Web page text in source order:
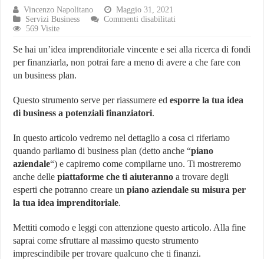
Vincenzo Napolitano
Maggio 31, 2021
Servizi Business
Commenti disabilitati
A
serve?
Esempi
569 Visite
Se hai un’idea imprenditoriale vincente e sei alla ricerca di fondi
per finanziarla, non potrai fare a meno di avere a che fare con
un business plan.
Questo strumento serve per riassumere edesporre la tua idea
di business a potenziali finanziatori.
In questo articolo vedremo nel dettaglio a cosa ci riferiamo
quando parliamo di business plan (detto anche “piano
aziendale“) e capiremo come compilarne uno. Ti mostreremo
anche dellepiattaforme che ti aiuteranno a trovare degli
esperti che potranno creare unpiano aziendale su misura per
la tua idea imprenditoriale.
Mettiti comodo e leggi con attenzione questo articolo. Alla fine
saprai come sfruttare al massimo questo strumento
imprescindibile per trovare qualcuno che ti finanzi.